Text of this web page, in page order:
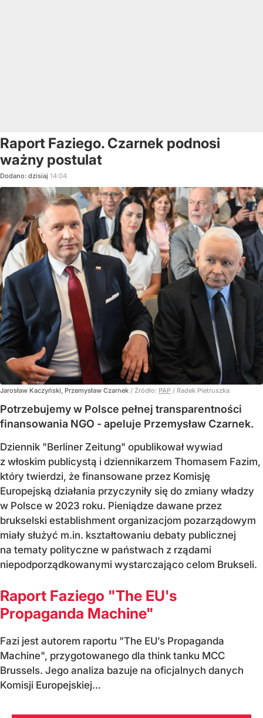
Raport Faziego. Czarnek podnosi
ważny postulat
Dodano: dzisiaj 14:04
Jarosław Kaczyński, Przemysław Czarnek / Źródło: PAP / Radek Pietruszka
Potrzebujemy w Polsce pełnej transparentności
finansowania NGO - apeluje Przemysław Czarnek.
Dziennik "Berliner Zeitung" opublikował wywiad
z włoskim publicystą i dziennikarzem Thomasem Fazim,
który twierdzi, że finansowane przez Komisję
Europejską działania przyczyniły się do zmiany władzy
w Polsce w 2023 roku. Pieniądze dawane przez
brukselski establishment organizacjom pozarządowym
miały służyć m.in. kształtowaniu debaty publicznej
na tematy polityczne w państwach z rządami
niepodporządkowanymi wystarczająco celom Brukseli.
Raport Faziego "The EU's
Propaganda Machine"
Fazi jest autorem raportu "The EU’s Propaganda
Machine", przygotowanego dla think tanku MCC
Brussels. Jego analiza bazuje na oficjalnych danych
Komisji Europejskiej...